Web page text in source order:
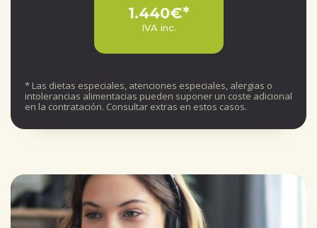
1.440€*
IVA inc.
* Las dietas especiales, atenciones especiales, alergias o
intolerancias alimentacias pueden suponer un coste adicional
en la contratación. Consultar extras en estos casos.